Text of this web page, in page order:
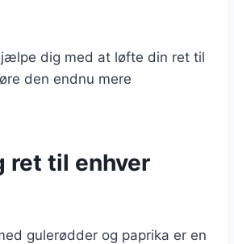
dig med at løfte din ret til
den endnu mere
ret til enhver
gulerødder og paprika er en